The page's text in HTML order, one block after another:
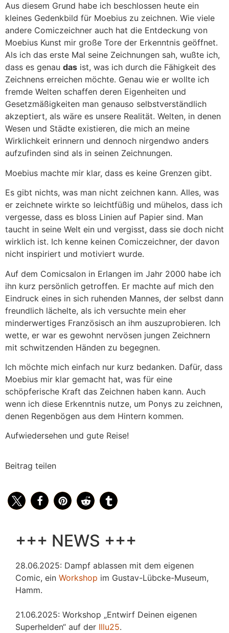
Aus diesem Grund habe ich beschlossen heute ein
kleines Gedenkbild für Moebius zu zeichnen. Wie viele
andere Comiczeichner auch hat die Entdeckung von
Moebius Kunst mir große Tore der Erkenntnis geöffnet.
Als ich das erste Mal seine Zeichnungen sah, wußte ich,
dass es genau das ist, was ich durch die Fähigkeit des
Zeichnens erreichen möchte. Genau wie er wollte ich
fremde Welten schaffen deren Eigenheiten und
Gesetzmäßigkeiten man genauso selbstverständlich
akzeptiert, als wäre es unsere Realität. Welten, in denen
Wesen und Städte existieren, die mich an meine
Wirklichkeit erinnern und dennoch nirgendwo anders
aufzufinden sind als in seinen Zeichnungen.
Moebius machte mir klar, dass es keine Grenzen gibt.
Es gibt nichts, was man nicht zeichnen kann. Alles, was
er zeichnete wirkte so leichtfüßig und mühelos, dass ich
vergesse, dass es bloss Linien auf Papier sind. Man
taucht in seine Welt ein und vergisst, dass sie doch nicht
wirklich ist. Ich kenne keinen Comiczeichner, der davon
nicht inspiriert und motiviert wurde.
Auf dem Comicsalon in Erlangen im Jahr 2000 habe ich
ihn kurz persönlich getroffen. Er machte auf mich den
Eindruck eines in sich ruhenden Mannes, der selbst dann
freundlich lächelte, als ich versuchte mein eher
minderwertiges Französisch an ihm auszuprobieren. Ich
wette, er war es gewohnt nervösen jungen Zeichnern
mit schwitzenden Händen zu begegnen.
Ich möchte mich einfach nur kurz bedanken. Dafür, dass
Moebius mir klar gemacht hat, was für eine
schöpferische Kraft das Zeichnen haben kann. Auch
wenn ich diese Erkenntnis nutze, um Ponys zu zeichnen,
denen Regenbögen aus dem Hintern kommen.
Aufwiedersehen und gute Reise!
Beitrag teilen
+++ NEWS +++
28.06.2025: Dampf ablassen mit dem eigenen
Comic, ein Workshop im Gustav-Lübcke-Museum,
Hamm.
21.06.2025: Workshop „Entwirf Deinen eigenen
Superhelden“ auf der Illu25.